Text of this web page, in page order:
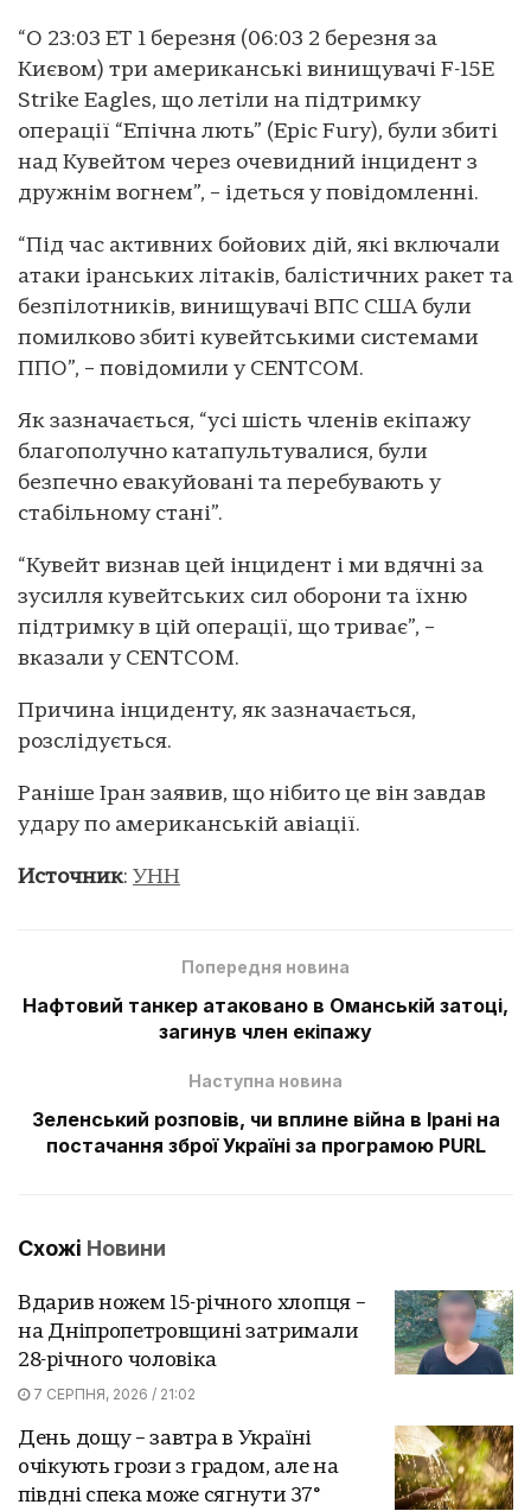
“О 23:03 ET 1 березня (06:03 2 березня за
Києвом) три американські винищувачі F-15E
Strike Eagles, що летіли на підтримку
операції “Епічна лють” (Epic Fury), були збиті
над Кувейтом через очевидний інцидент з
дружнім вогнем”, – ідеться у повідомленні.
“Під час активних бойових дій, які включали
атаки іранських літаків, балістичних ракет та
безпілотників, винищувачі ВПС США були
помилково збиті кувейтськими системами
ППО”, – повідомили у CENTCOM.
Як зазначається, “усі шість членів екіпажу
благополучно катапультувалися, були
безпечно евакуйовані та перебувають у
стабільному стані”.
“Кувейт визнав цей інцидент і ми вдячні за
зусилля кувейтських сил оборони та їхню
підтримку в цій операції, що триває”, –
вказали у CENTCOM.
Причина інциденту, як зазначається,
розслідується.
Раніше Іран заявив, що нібито це він завдав
удару по американській авіації.
Источник: УНН
Попередня новина
Нафтовий танкер атаковано в Оманській затоці,
загинув член екіпажу
Наступна новина
Зеленський розповів, чи вплине війна в Ірані на
постачання зброї Україні за програмою PURL
Схожі Новини
Вдарив ножем 15-річного хлопця –
на Дніпропетровщині затримали
28-річного чоловіка
7 СЕРПНЯ, 2026 / 21:02
День дощу – завтра в Україні
очікують грози з градом, але на
півдні спека може сягнути 37°